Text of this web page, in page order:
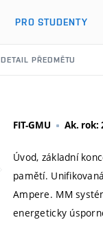
PRO STUDENTY
DETAIL PŘEDMĚTU
FIT-GMU Ak. rok:
Úvod, základní
pamětí.
Ampere. MM
energeticky